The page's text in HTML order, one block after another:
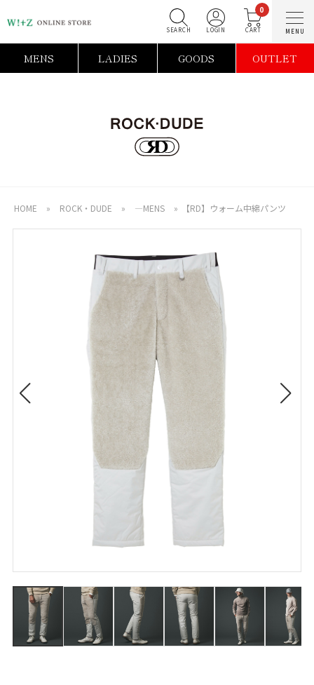
0
MENS LADIES GOODS OUTLET
HOME » ROCK・DUDE » ―MENS » 【RD】ウォーム中綿パンツ